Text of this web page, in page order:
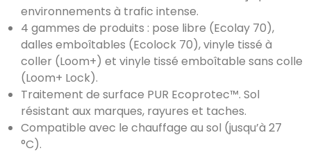
environnements à trafic intense.
4 gammes de produits : pose libre (Ecolay 70),
dalles emboîtables (Ecolock 70), vinyle tissé à
coller (Loom+) et vinyle tissé emboîtable sans colle
(Loom+ Lock).
Traitement de surface PUR Ecoprotec™. Sol
résistant aux marques, rayures et taches.
Compatible avec le chauffage au sol (jusqu’à 27
°C).